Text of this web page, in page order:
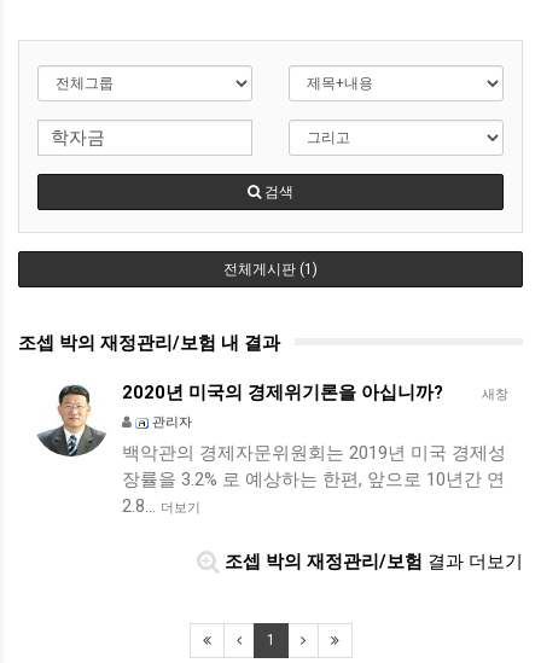
검색
전체게시판 (1)
조셉 박의 재정관리/보험 내 결과
새창
2020년 미국의 경제위기론을 아십니까?
관리자
백악관의 경제자문위원회는 2019년 미국 경제성
장률을 3.2% 로 예상하는 한편, 앞으로 10년간 연
2.8… 더보기
조셉 박의 재정관리/보험 결과 더보기
1